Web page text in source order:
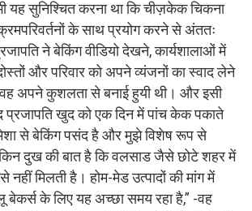
यह सुनिश्चित करना था कि चीज़केक चिकना
के साथ प्रयोग करने से अंततः
ने बेकिंग वीडियो देखने, कार्यशालाओं में
और परिवार को अपने व्यंजनों का स्वाद लेने
अपने कुशलता से बनाई हुयी थी। और इसी
प्रजापति खुद को एक दिन में पांच केक पकाते
से बेकिंग पसंद है और मुझे विशेष रूप से
दुख की बात है कि वलसाड जैसे छोटे शहर में
नहीं मिलती है। होम-मेड उत्पादों की मांग में
बेकर्स के लिए यह अच्छा समय रहा है,” -वह